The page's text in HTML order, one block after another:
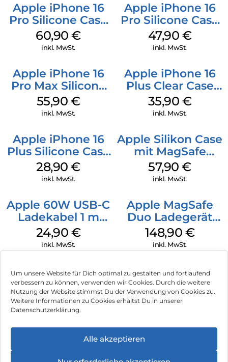
Um unsere Website für Dich optimal zu gestalten und fortlaufend
verbessern zu können, verwenden wir Cookies. Durch die weitere
Nutzung der Website stimmst Du der Verwendung von Cookies zu.
Weitere Informationen zu Cookies erhältst Du in unserer
Datenschutzerklärung.
Alle akzeptieren
Apple iPhone 16
Pro Silicone Case
MagSafe Stone
Gray
60,90€
inkl. MwSt.
Apple iPhone 16
Pro Silicone Case
MagSafe Denim
47,90 €
inkl. MwSt.
Apple iPhone 16
Pro Max Silicone
Case MagSafe
Stone Gray
55,90 €
inkl. MwSt.
Apple iPhone 16
Plus Clear Case
MagSafe
Transparent
35,90 €
inkl. MwSt.
Apple iPhone 16
Plus Silicone Case
MagSafe Black
28,90€
inkl. MwSt.
Apple Silikon Case
mit MagSafe
iPhone 14 Pro
(PRODUCT)RED
57,90€
inkl. MwSt.
Apple 60W USB-C
Ladekabel 1 m
Weiß
24,90 €
inkl. MwSt.
Apple MagSafe
Duo Ladegerät
Weiß
148,90 €
inkl. MwSt.
Impressum